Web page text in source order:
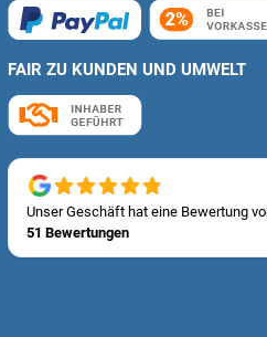
FAIR ZU KUNDEN UND UMWELT
Unser Geschäft hat eine Bewertung
51 Bewertungen